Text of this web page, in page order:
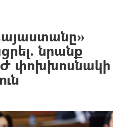
նրանք
փոխխոսնակի